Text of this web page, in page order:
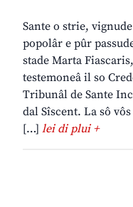
Sante o strie,
popolâr e pûr
stade Marta
testemoneâ il so
Tribunâl de Sante
dal Sîscent. La sô
[…] lei di plui +